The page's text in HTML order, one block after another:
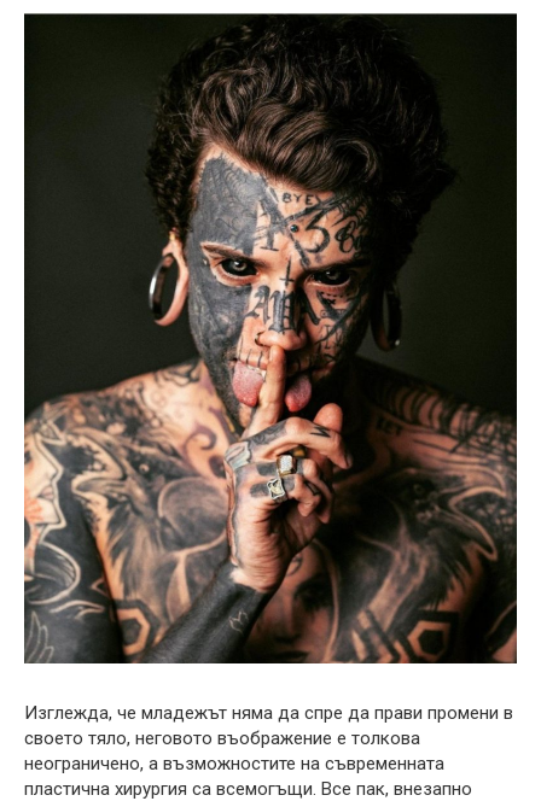
Изглежда, че младежът няма да спре да прави промени в
своето тяло, неговото въображение е толкова
неограничено, а възможностите на съвременната
пластична хирургия са всемогъщи. Все пак, внезапно